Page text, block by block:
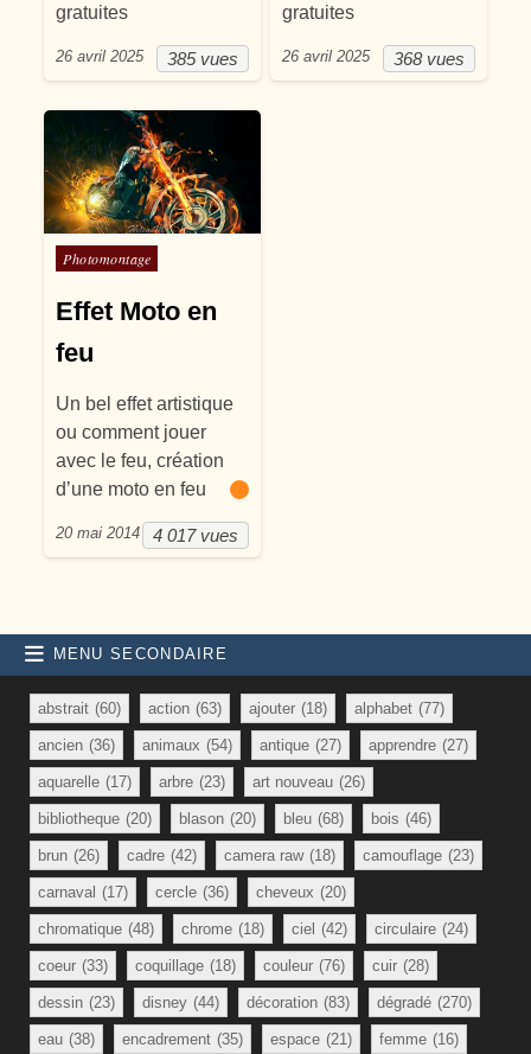
gratuites
385 vues
26 avril 2025
gratuites
368 vues
26 avril 2025
Posté dans
Photomontage
Effet Moto en
feu
Un bel effet artistique
ou comment jouer
avec le feu, création
d’une moto en feu
4 017 vues
20 mai 2014
MENU SECONDAIRE
abstrait (60) action (63) ajouter (18) alphabet (77)
ancien (36) animaux (54) antique (27) apprendre (27)
aquarelle (17) arbre (23) art nouveau (26)
bibliotheque (20) blason (20) bleu (68) bois (46)
brun (26) cadre (42) camera raw (18) camouflage (23)
carnaval (17) cercle (36) cheveux (20)
chromatique (48) chrome (18) ciel (42) circulaire (24)
coeur (33) coquillage (18) couleur (76) cuir (28)
dessin (23) disney (44) décoration (83) dégradé (270)
eau (38) encadrement (35) espace (21) femme (16)